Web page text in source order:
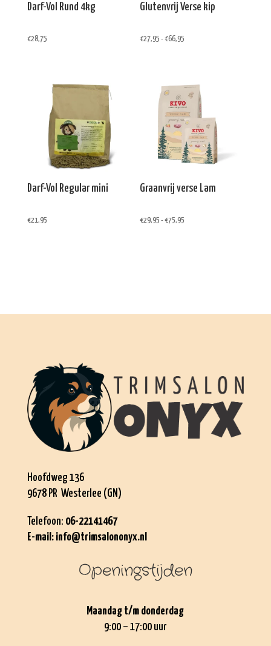
Darf-Vol Rund 4kg
€28,75
Glutenvrij Verse kip
€27,95 -€66,95
€66,95
Darf-Vol Regular mini
€21,95
Graanvrij verse Lam
€29,95 -€75,95
Hoofdweg 136
9678 PR Westerlee (GN)
Telefoon: 06-22141467
E-mail: info@trimsalononyx.nl
Openingstijden
Maandag t/m donderdag
9:00 – 17:00 uur